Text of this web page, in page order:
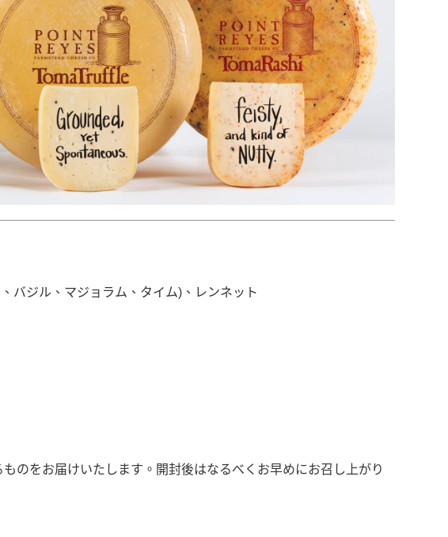
バジル、マジョラム、タイム)、レンネット
のをお届けいたします。開封後はなるべくお早めにお召し上がり